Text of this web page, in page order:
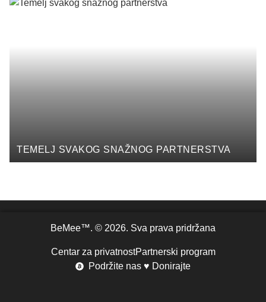
TEMELJ SVAKOG SNAŽNOG PARTNERSTVA
BeMee™. © 2026. Sva prava pridržana
Centar za privatnostPartnerski program
Podržite nas ♥ Donirajte